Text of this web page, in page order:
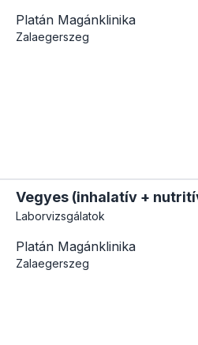
Platán Magánklinika
Zalaegerszeg
Vegyes (inhalatív +
Laborvizsgálatok
Platán Magánklinika
Zalaegerszeg